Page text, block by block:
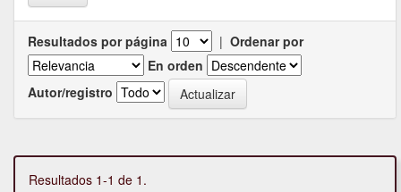
Resultados por página | Ordenar por
En orden
Autor/registro
Resultados 1-1 de 1.